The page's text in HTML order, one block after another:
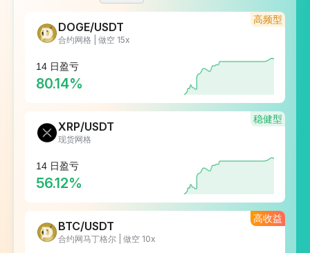
高频型
DOGE/USDT
合约网格 | 做空 15x
14 日盈亏
80.14%
稳健型
XRP/USDT
现货网格
14 日盈亏
56.12%
高收益
BTC/USDT
合约网马丁格尔 | 做空 10x